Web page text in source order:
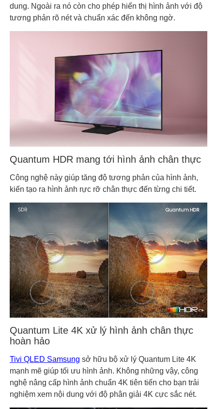
dung. Ngoài ra nó còn cho phép hiển thị hình ảnh với độ
tương phản rõ nét và chuẩn xác đến không ngờ.
Quantum HDR mang tới hình ảnh chân thực
Công nghệ này giúp tăng độ tương phản của hình ảnh,
kiến tạo ra hình ảnh rực rỡ chân thực đến từng chi tiết.
Quantum Lite 4K xử lý hình ảnh chân thực
hoàn hảo
Tivi QLED Samsung sở hữu bộ xử lý Quantum Lite 4K
mạnh mẽ giúp tối ưu hình ảnh. Không những vậy, công
nghệ nâng cấp hình ảnh chuẩn 4K tiên tiến cho bạn trải
nghiệm xem nội dung với độ phân giải 4K cực sắc nét.